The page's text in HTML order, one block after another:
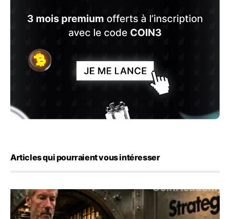
Articles qui pourraient vous intéresser
Strategy vend encore 1 690 bitcoins et porte sa